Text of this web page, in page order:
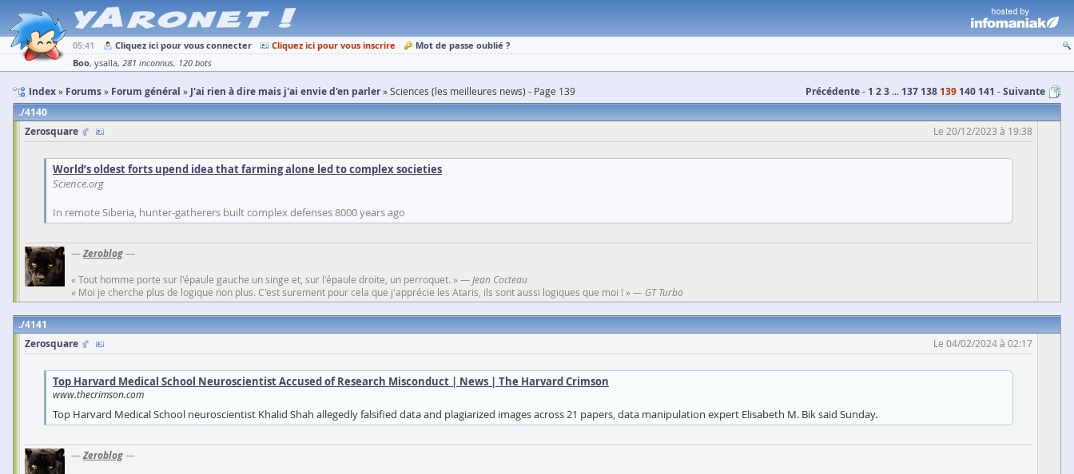
05:41 Cliquez ici pour vous connecter Cliquez ici pour vous inscrire
Mot de passe oublié ?
Boo ysalla 281 inconnus 120 bots
Index Forums Forum général J'ai rien à dire mais j'ai envie d'en parler Sciences (les meilleures news) - Page 139 Précédente 1 23 ... 137 138139 140 141
Suivante
4140
Zerosquare
Le 20/12/2023 à 19:38
World’s oldest forts upend idea that farming alone led to complex societies
Science.org
In remote Siberia, hunter-gatherers built complex defenses 8000 years ago
—Zeroblog—
« Tout homme porte sur l'épaule gauche un singe et, sur l'épaule droite, un perroquet. » — Jean Cocteau
« Moi je cherche plus de logique non plus. C'est surement pour cela que j'apprécie les Ataris, ils sont aussi logiques que moi ! » — GT Turbo
4141
Zerosquare
Le 04/02/2024 à 02:17
Top Harvard Medical School Neuroscientist Accused of Research Misconduct | News | The Harvard Crimson
www.thecrimson.com
Top Harvard Medical School neuroscientist Khalid Shah allegedly falsified data and plagiarized images across 21 papers, data manipulation expert Elisabeth M. Bik said Sunday.
—Zeroblog—